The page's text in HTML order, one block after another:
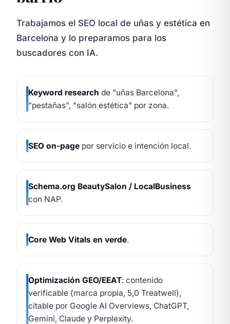
Trabajamos el SEO local de uñas y estética en
Barcelona y lo preparamos para los
buscadores con IA.
Keyword research de "uñas Barcelona",
"pestañas", "salón estética" por zona.
SEO on-page por servicio e intención local.
Schema.org BeautySalon / LocalBusiness
con NAP.
Core Web Vitals en verde.
Optimización GEO/EEAT: contenido
verificable (marca propia, 5,0 Treatwell),
citable por Google AI Overviews, ChatGPT,
Gemini, Claude y Perplexity.